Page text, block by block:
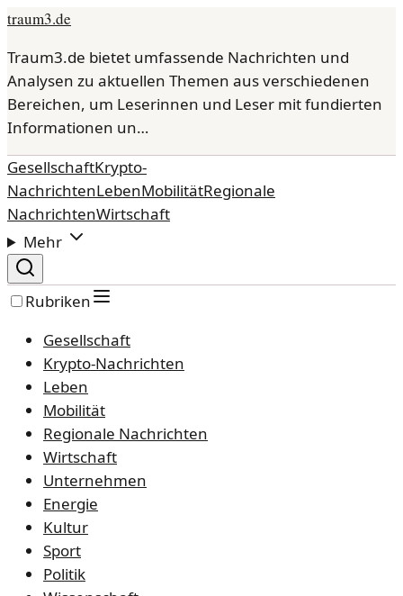
traum3.de
Traum3.de bietet umfassende Nachrichten und
Analysen zu aktuellen Themen aus verschiedenen
Bereichen, um Leserinnen und Leser mit fundierten
Informationen un…
GesellschaftKrypto-
NachrichtenLebenMobilitätRegionale
NachrichtenWirtschaft
Mehr
Rubriken
Gesellschaft
Krypto-Nachrichten
Leben
Mobilität
Regionale Nachrichten
Wirtschaft
Unternehmen
Energie
Kultur
Sport
Politik